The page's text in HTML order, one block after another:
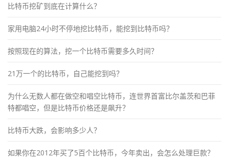
比特币挖矿到底在计算什么？
家用电脑24小时不停地挖比特币，能挖到比特币吗？
按照现在的算法，挖一个比特币需要多久时间？
21万一个的比特币，自己能挖到吗？
为什么无数人都在做空和唱空比特币，连世界首富比尔盖茨和巴菲
特都唱空，但是比特币价格还是飙升？
比特币大跌，会影响多少人？
如果你在2012年买了5百个比特币，今年卖出，会怎么处理巨款？